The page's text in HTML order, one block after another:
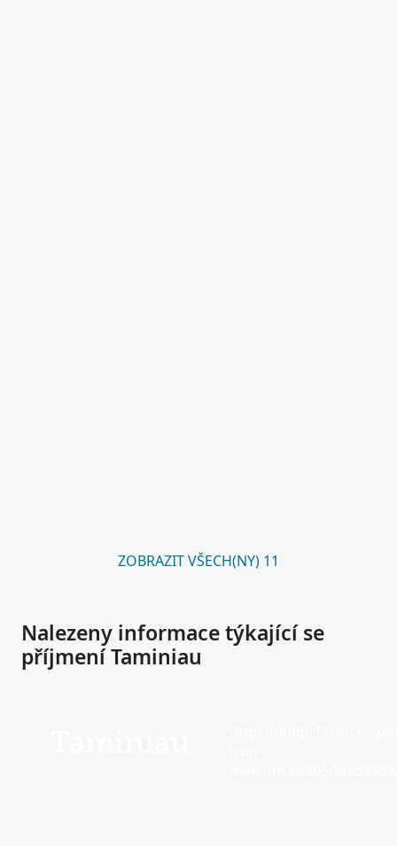
ZOBRAZIT VŠECH(NY) 11
Nalezeny informace týkající se
příjmení Taminiau